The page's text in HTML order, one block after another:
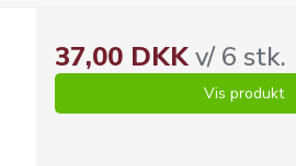
37,00 DKKv/ 6 stk.
Vis produkt